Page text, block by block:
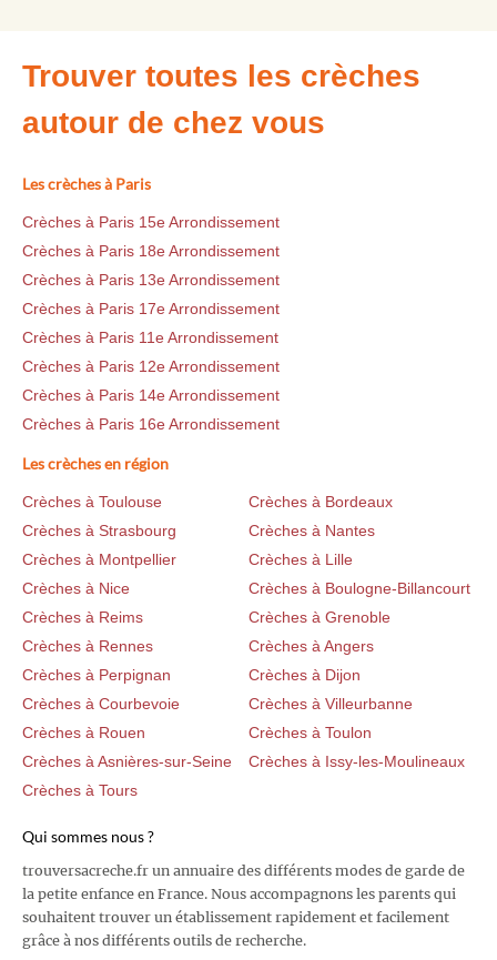
Trouver toutes les crèches
autour de chez vous
Les crèches à Paris
Crèches à Paris 15e Arrondissement
Crèches à Paris 18e Arrondissement
Crèches à Paris 13e Arrondissement
Crèches à Paris 17e Arrondissement
Crèches à Paris 11e Arrondissement
Crèches à Paris 12e Arrondissement
Crèches à Paris 14e Arrondissement
Crèches à Paris 16e Arrondissement
Les crèches en région
Crèches à Toulouse
Crèches à Bordeaux
Crèches à Strasbourg
Crèches à Nantes
Crèches à Montpellier
Crèches à Lille
Crèches à Nice
Crèches à Boulogne-Billancourt
Crèches à Reims
Crèches à Grenoble
Crèches à Rennes
Crèches à Angers
Crèches à Perpignan
Crèches à Dijon
Crèches à Courbevoie
Crèches à Villeurbanne
Crèches à Rouen
Crèches à Toulon
Crèches à Asnières-sur-Seine
Crèches à Issy-les-Moulineaux
Crèches à Tours
Qui sommes nous ?
trouversacreche.fr un annuaire des différents modes de garde de
la petite enfance en France. Nous accompagnons les parents qui
souhaitent trouver un établissement rapidement et facilement
grâce à nos différents outils de recherche.